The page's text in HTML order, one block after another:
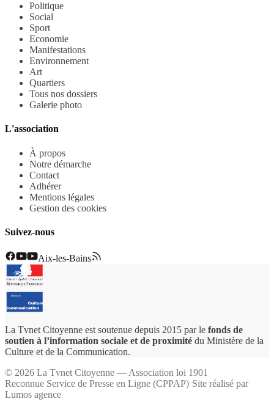
Politique
Social
Sport
Economie
Manifestations
Environnement
Art
Quartiers
Tous nos dossiers
Galerie photo
L'association
À propos
Notre démarche
Contact
Adhérer
Mentions légales
Gestion des cookies
Suivez-nous
Aix-les-Bains
La Tvnet Citoyenne est soutenue depuis 2015 par le fonds de
soutien à l’information sociale et de proximité du Ministère de la
Culture et de la Communication.
© 2026 La Tvnet Citoyenne — Association loi 1901
Reconnue Service de Presse en Ligne (CPPAP)·Site réalisé par
Lumos agence